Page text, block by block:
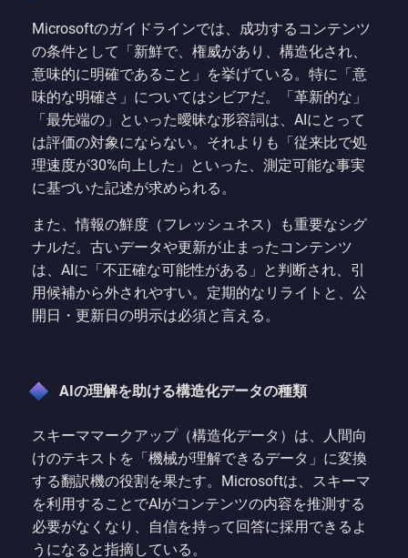
Microsoftのガイドラインでは、成功するコンテンツ
の条件として「新鮮で、権威があり、構造化され、
意味的に明確であること」を挙げている。特に「意
味的な明確さ」についてはシビアだ。「革新的な」
「最先端の」といった曖昧な形容詞は、AIにとって
は評価の対象にならない。それよりも「従来比で処
理速度が30%向上した」といった、測定可能な事実
に基づいた記述が求められる。
また、情報の鮮度（フレッシュネス）も重要なシグ
ナルだ。古いデータや更新が止まったコンテンツ
は、AIに「不正確な可能性がある」と判断され、引
用候補から外されやすい。定期的なリライトと、公
開日・更新日の明示は必須と言える。
AIの理解を助ける構造化データの種類
スキーママークアップ（構造化データ）は、人間向
けのテキストを「機械が理解できるデータ」に変換
する翻訳機の役割を果たす。Microsoftは、スキーマ
を利用することでAIがコンテンツの内容を推測する
必要がなくなり、自信を持って回答に採用できるよ
うになると指摘している。